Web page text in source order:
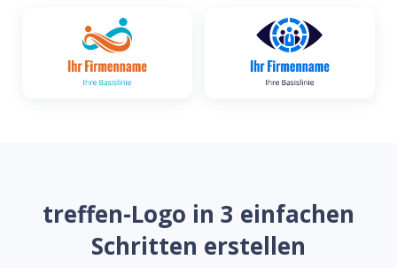
treffen-Logo in 3 einfachen
Schritten erstellen